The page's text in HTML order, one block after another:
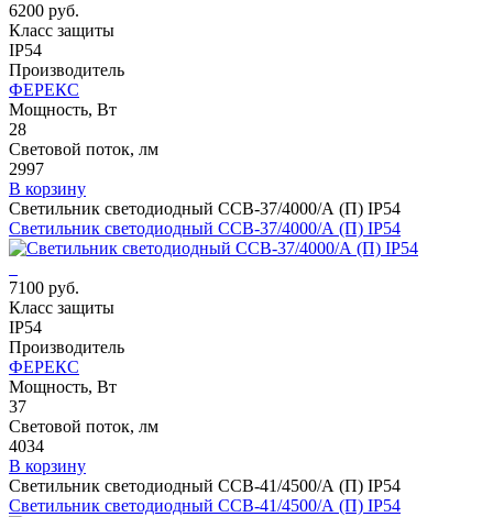
6200 руб.
Класс защиты
IP54
Производитель
ФЕРЕКС
Мощность, Вт
28
Световой поток, лм
2997
В корзину
Светильник светодиодный ССВ-37/4000/А (П) IP54
Светильник светодиодный ССВ-37/4000/А (П) IP54
7100 руб.
Класс защиты
IP54
Производитель
ФЕРЕКС
Мощность, Вт
37
Световой поток, лм
4034
В корзину
Светильник светодиодный ССВ-41/4500/А (П) IP54
Светильник светодиодный ССВ-41/4500/А (П) IP54